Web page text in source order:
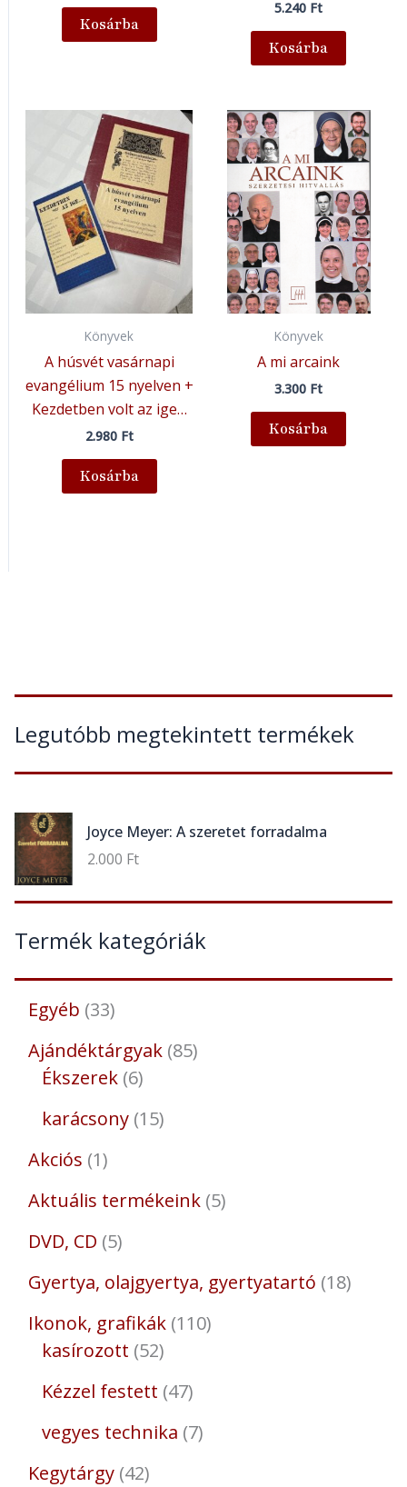
Legutóbb megtekintett termékek
Joyce Meyer: A szeretet forradalma
2.000 Ft
Termék kategóriák
Egyéb 33
Ajándéktárgyak 85
Ékszerek 6
karácsony 15
Akciós 1
Aktuális termékeink 5
DVD, CD 5
Gyertya, olajgyertya, gyertyatartó 18
Ikonok, grafikák 110
kasírozott 52
Kézzel festett 47
vegyes technika 7
Kegytárgy 42
Kosárba
5.240 Ft
Kosárba
Könyvek
A húsvét vasárnapi
evangélium 15 nyelven +
Kezdetben volt az ige…
2.980 Ft
Kosárba
Könyvek
A mi arcaink
3.300 Ft
Kosárba